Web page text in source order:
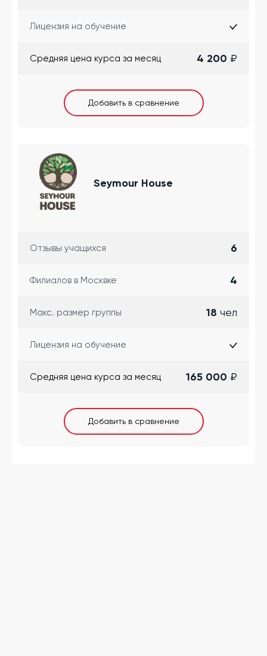
Лицензия на обучение
Cредняя цена курса за месяц 4 200 ₽
Добавить в сравнение
Seymour House
Отзывы учащихся 6
Филиалов в Москвке 4
Макс. размер группы 18 чел
Лицензия на обучение
Cредняя цена курса за месяц 165 000 ₽
Добавить в сравнение